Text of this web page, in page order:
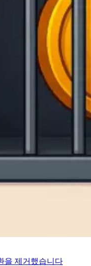
을 제거했습니다